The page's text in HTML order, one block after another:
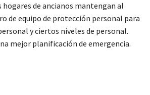
hogares de ancianos mantengan al
de equipo de protección personal para
y ciertos niveles de personal.
mejor planificación de emergencia.